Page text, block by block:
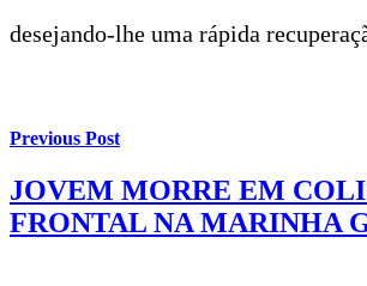
desejando-lhe uma rápida
Previous Post
JOVEM MORRE EM
FRONTAL NA MARINHA